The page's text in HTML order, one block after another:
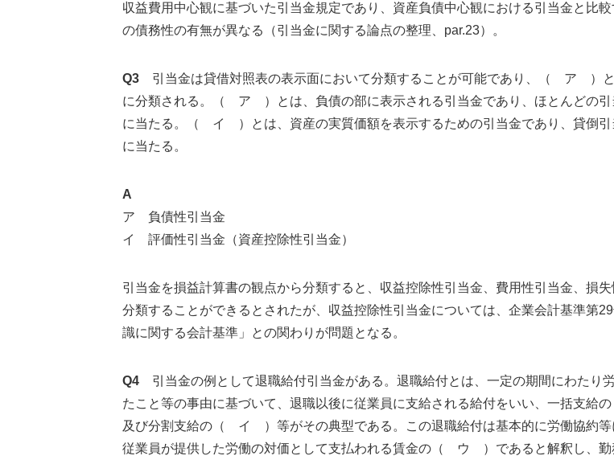
収益費用中心観に基づいた引当金規定であり、資産負債中心観における引当金と比
の債務性の有無が異なる（引当金に関する論点の整理、par.23）。
Q3 引当金は貸借対照表の表示面において分類することが可能であり、（ ア ）
に分類される。（ ア ）とは、負債の部に表示される引当金であり、ほとんどの引
に当たる。（ イ ）とは、資産の実質価額を表示するための引当金であり、貸倒引
に当たる。
A
ア 負債性引当金
イ 評価性引当金（資産控除性引当金）
引当金を損益計算書の観点から分類すると、収益控除性引当金、費用性引当金、損失
分類することができるとされたが、収益控除性引当金については、企業会計基準第
識に関する会計基準」との関わりが問題となる。
Q4 引当金の例として退職給付引当金がある。退職給付とは、一定の期間にわたり
たこと等の事由に基づいて、退職以後に従業員に支給される給付をいい、一括支給
及び分割支給の（ イ ）等がその典型である。この退職給付は基本的に労働協約等
従業員が提供した労働の対価として支払われる賃金の（ ウ ）であると解釈し、勤